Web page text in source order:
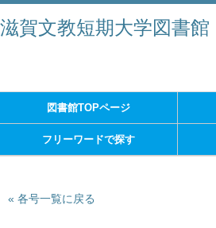
滋賀文教短期大学図書館
図書館TOPページ
フリーワードで探す
各号一覧に戻る